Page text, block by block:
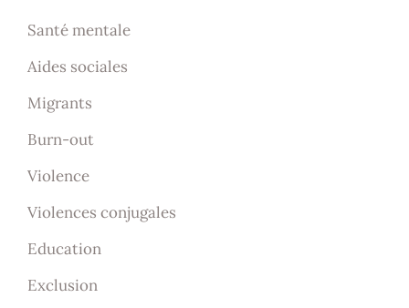
Santé mentale
Aides sociales
Migrants
Burn-out
Violence
Violences conjugales
Education
Exclusion